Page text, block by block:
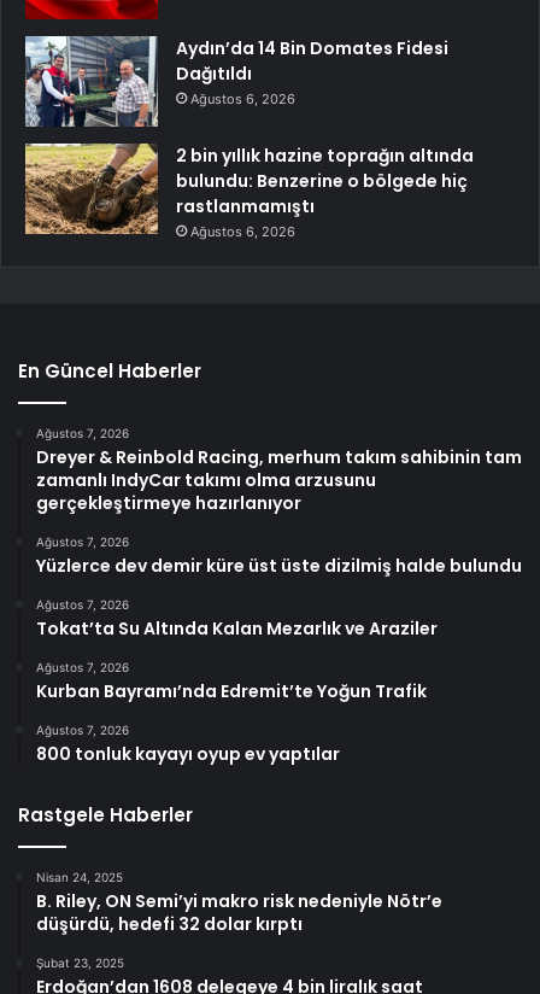
Aydın’da 14 Bin Domates Fidesi
Dağıtıldı
Ağustos 6, 2026
2 bin yıllık hazine toprağın altında
bulundu: Benzerine o bölgede hiç
rastlanmamıştı
Ağustos 6, 2026
En Güncel Haberler
Ağustos 7, 2026
Dreyer & Reinbold Racing, merhum takım sahibinin tam
zamanlı IndyCar takımı olma arzusunu
gerçekleştirmeye hazırlanıyor
Ağustos 7, 2026
Yüzlerce dev demir küre üst üste dizilmiş halde bulundu
Ağustos 7, 2026
Tokat’ta Su Altında Kalan Mezarlık ve Araziler
Ağustos 7, 2026
Kurban Bayramı’nda Edremit’te Yoğun Trafik
Ağustos 7, 2026
800 tonluk kayayı oyup ev yaptılar
Rastgele Haberler
Nisan 24, 2025
B. Riley, ON Semi’yi makro risk nedeniyle Nötr’e
düşürdü, hedefi 32 dolar kırptı
Şubat 23, 2025
Erdoğan’dan 1608 delegeye 4 bin liralık saat